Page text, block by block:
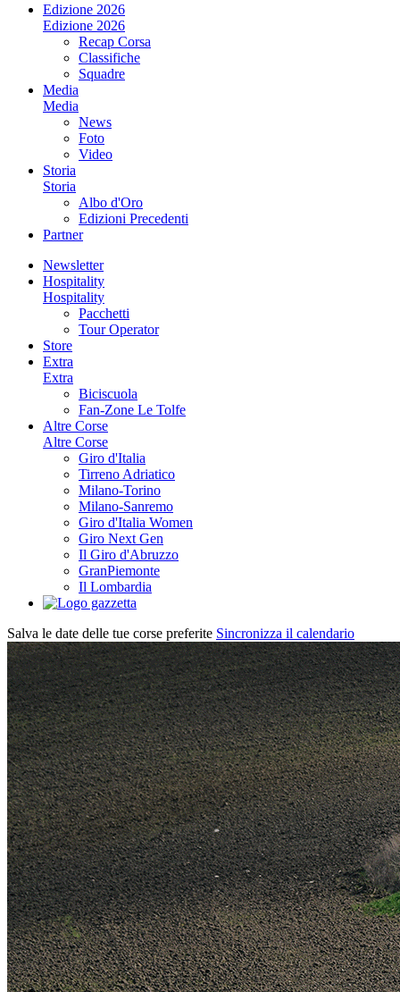
Edizione 2026
Edizione 2026
Recap Corsa
Classifiche
Squadre
Media
Media
News
Foto
Video
Storia
Storia
Albo d'Oro
Edizioni Precedenti
Partner
Newsletter
Hospitality
Hospitality
Pacchetti
Tour Operator
Store
Extra
Extra
Biciscuola
Fan-Zone Le Tolfe
Altre Corse
Altre Corse
Giro d'Italia
Tirreno Adriatico
Milano-Torino
Milano-Sanremo
Giro d'Italia Women
Giro Next Gen
Il Giro d'Abruzzo
GranPiemonte
Il Lombardia
Salva le date delle tue corse preferite Sincronizza il calendario